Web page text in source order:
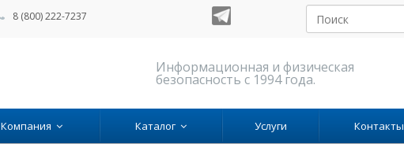
8 (800) 222-7237
Информационная и физическая
безопасность с 1994 года.
Компания Каталог Услуги Контакты